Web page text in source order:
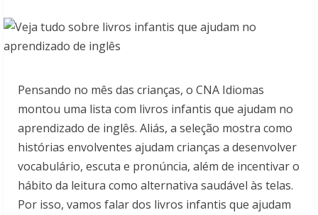
Pensando no mês das crianças, o CNA Idiomas
montou uma lista com livros infantis que ajudam no
aprendizado de inglês. Aliás, a seleção mostra como
histórias envolventes ajudam crianças a desenvolver
vocabulário, escuta e pronúncia, além de incentivar o
hábito da leitura como alternativa saudável às telas.
Por isso, vamos falar dos livros infantis que ajudam